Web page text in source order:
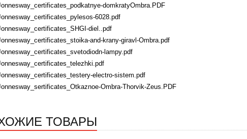
domkratyOmbra.PDF
6028.pdf
diel..pdf
and-krany-giravl-Ombra.pdf
lampy.pdf
electro-sistem.pdf
Ombra-Thorvik-Zeus.PDF
ТОВАРЫ